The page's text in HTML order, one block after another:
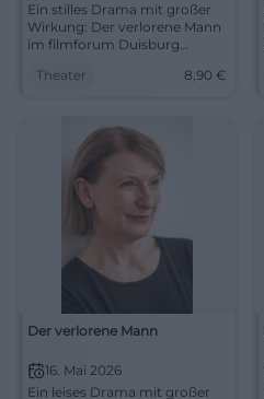
Ein stilles Drama mit großer
Wirkung: Der verlorene Mann
im filmforum Duisburg
starkem Ensemble.
Theater 8,90 €
Der verlorene Mann
16. Mai 2026
Ein leises Drama mit großer